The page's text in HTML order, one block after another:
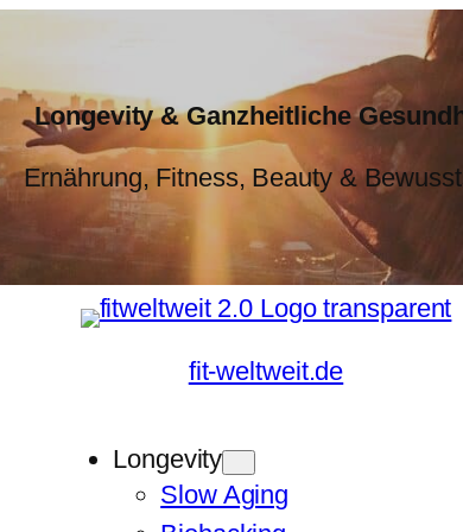
Longevity & Ganzheitliche
Ernährung, Fitness, Beauty &
fit-weltweit.de
Longevity
Slow Aging